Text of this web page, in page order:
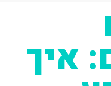
איך